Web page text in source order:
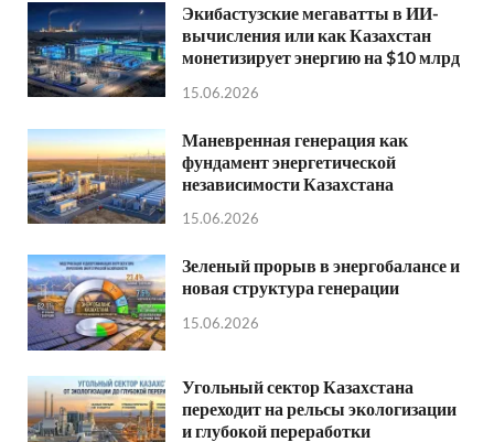
Экибастузские мегаватты в ИИ-
вычисления или как Казахстан
монетизирует энергию на $10 млрд
15.06.2026
Маневренная генерация как
фундамент энергетической
независимости Казахстана
15.06.2026
Зеленый прорыв в энергобалансе и
новая структура генерации
15.06.2026
Угольный сектор Казахстана
переходит на рельсы экологизации
и глубокой переработки